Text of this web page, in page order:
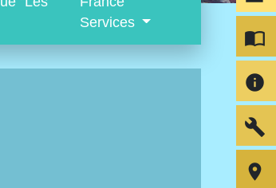
Services
import_contacts
info
build
room